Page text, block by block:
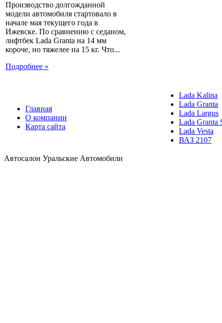
Производство долгожданной
модели автомобиля стартовало в
начале мая текущего года в
Ижевске. По сравнению с седаном,
лифтбек Lada Granta на 14 мм
короче, но тяжелее на 15 кг. Что...
Подробнее »
Главная
О компании
Карта сайта
Lada Kalina
Lada Granta
Lada Largus
Lada Granta
Lada Vesta
ВАЗ 2107
Автосалон Уральские Автомобили